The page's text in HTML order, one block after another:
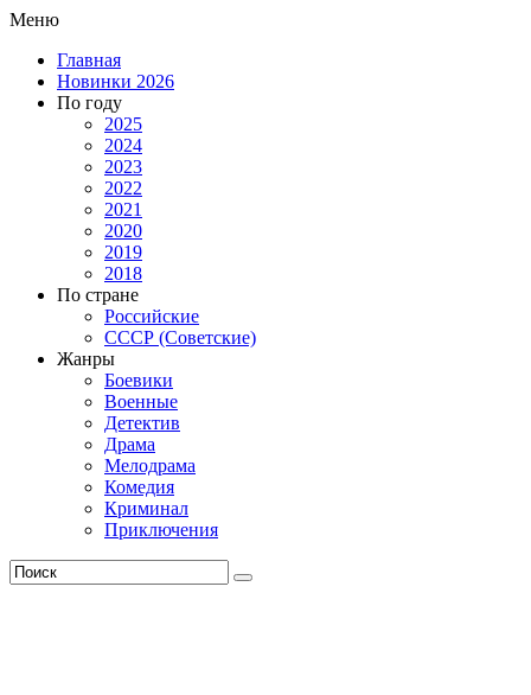
Меню
Главная
Новинки 2026
По году
2025
2024
2023
2022
2021
2020
2019
2018
По стране
Российские
СССР (Советские)
Жанры
Боевики
Военные
Детектив
Драма
Мелодрама
Комедия
Криминал
Приключения